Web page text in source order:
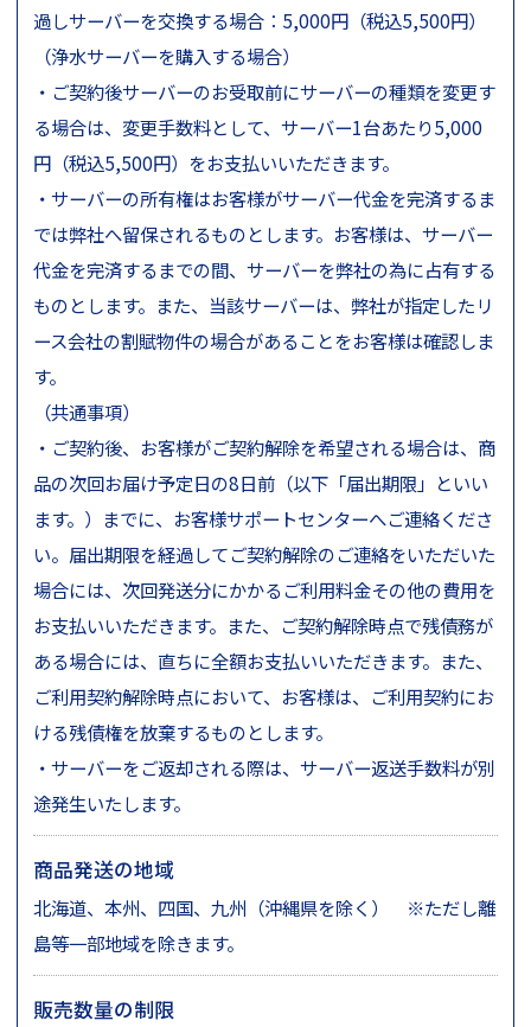
過しサーバーを交換する場合：5,000円（税込5,500円）
（浄水サーバーを購入する場合）
・ご契約後サーバーのお受取前にサーバーの種類を変更す
る場合は、変更手数料として、サーバー1台あたり5,000
円（税込5,500円）をお支払いいただきます。
・サーバーの所有権はお客様がサーバー代金を完済するま
では弊社へ留保されるものとします。お客様は、サーバー
代金を完済するまでの間、サーバーを弊社の為に占有する
ものとします。また、当該サーバーは、弊社が指定したリ
ース会社の割賦物件の場合があることをお客様は確認しま
す。
（共通事項）
・ご契約後、お客様がご契約解除を希望される場合は、商
品の次回お届け予定日の8日前（以下「届出期限」といい
ます。）までに、お客様サポートセンターへご連絡くださ
い。届出期限を経過してご契約解除のご連絡をいただいた
場合には、次回発送分にかかるご利用料金その他の費用を
お支払いいただきます。また、ご契約解除時点で残債務が
ある場合には、直ちに全額お支払いいただきます。また、
ご利用契約解除時点において、お客様は、ご利用契約にお
ける残債権を放棄するものとします。
・サーバーをご返却される際は、サーバー返送手数料が別
途発生いたします。
商品発送の地域
北海道、本州、四国、九州（沖縄県を除く） ※ただし離
島等一部地域を除きます。
販売数量の制限